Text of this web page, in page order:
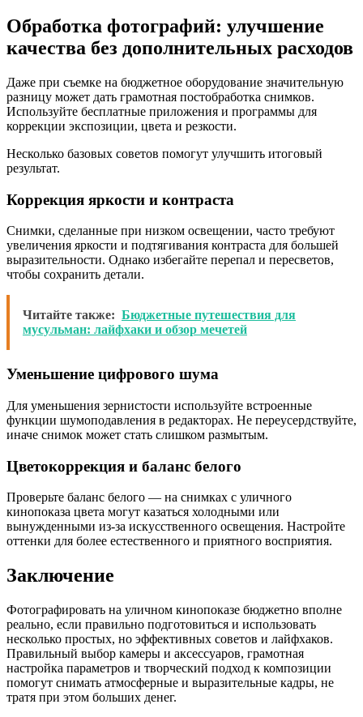
Обработка фотографий: улучшение
качества без дополнительных расходов
Даже при съемке на бюджетное оборудование значительную
разницу может дать грамотная постобработка снимков.
Используйте бесплатные приложения и программы для
коррекции экспозиции, цвета и резкости.
Несколько базовых советов помогут улучшить итоговый
результат.
Коррекция яркости и контраста
Снимки, сделанные при низком освещении, часто требуют
увеличения яркости и подтягивания контраста для большей
выразительности. Однако избегайте перепал и пересветов,
чтобы сохранить детали.
Читайте также: Бюджетные путешествия для
мусульман: лайфхаки и обзор мечетей
Уменьшение цифрового шума
Для уменьшения зернистости используйте встроенные
функции шумоподавления в редакторах. Не переусердствуйте,
иначе снимок может стать слишком размытым.
Цветокоррекция и баланс белого
Проверьте баланс белого — на снимках с уличного
кинопоказа цвета могут казаться холодными или
вынужденными из-за искусственного освещения. Настройте
оттенки для более естественного и приятного восприятия.
Заключение
Фотографировать на уличном кинопоказе бюджетно вполне
реально, если правильно подготовиться и использовать
несколько простых, но эффективных советов и лайфхаков.
Правильный выбор камеры и аксессуаров, грамотная
настройка параметров и творческий подход к композиции
помогут снимать атмосферные и выразительные кадры, не
тратя при этом больших денег.